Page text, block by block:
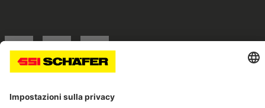
SSI facebookSSI youtubeSSI linkedin